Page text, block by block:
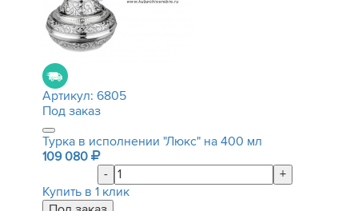
Артикул: 6805
Под заказ
Турка в исполнении "Люкс" на 400 мл
109 080
-
+
Купить в 1 клик